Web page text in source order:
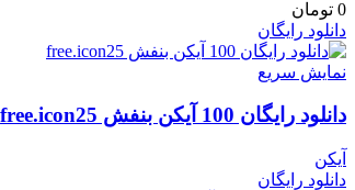
0 تومان
دانلود رایگان
نمایش سریع
دانلود رایگان 100 آیکن بنفش free.icon25
آیکن
دانلود رایگان